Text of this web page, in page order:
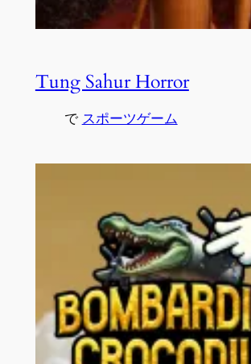
Tung Sahur Horror
で スポーツゲーム